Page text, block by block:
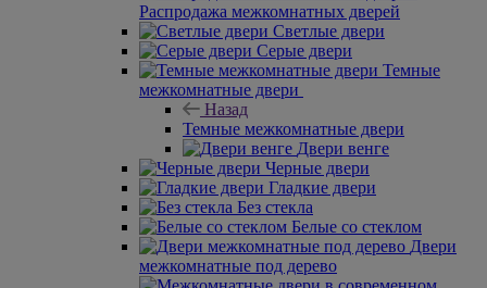
Распродажа межкомнатных дверей
Светлые двери
Серые двери
Темные
межкомнатные двери
Назад
Темные межкомнатные двери
Двери венге
Черные двери
Гладкие двери
Без стекла
Белые со стеклом
Двери
межкомнатные под дерево